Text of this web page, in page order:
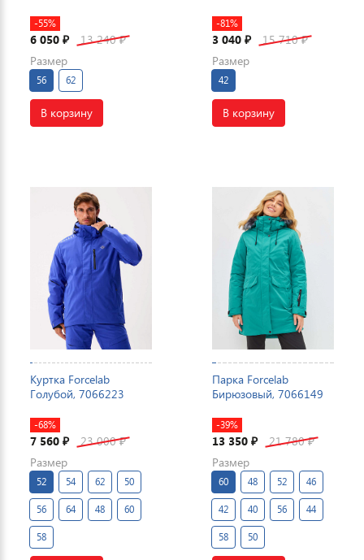
-55%
6 050 ₽ 13 240₽
Размер
56 62
В корзину
-81%
3 040 ₽ 15 710₽
Размер
42
В корзину
Куртка Forcelab
Голубой, 7066223
-68%
7 560 ₽ 23 000₽
Размер
52 54 62 50
56 64 48 60
58
Парка Forcelab
Бирюзовый, 7066149
-39%
13 350 ₽ 21 780₽
Размер
60 48 52 46
42 40 56 44
58 50